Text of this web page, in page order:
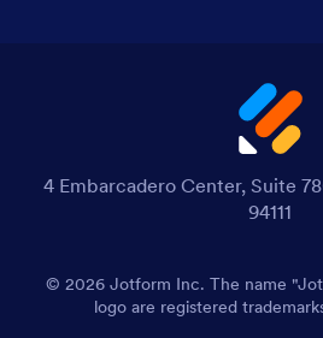
4 Embarcadero Center, Suite
94111
© 2026 Jotform Inc. The name
logo are registered